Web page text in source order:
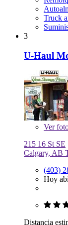
Truck
3
U-Haul
Ver
215 16 St SE
Calgary, AB
(403)
Hoy
Distancia